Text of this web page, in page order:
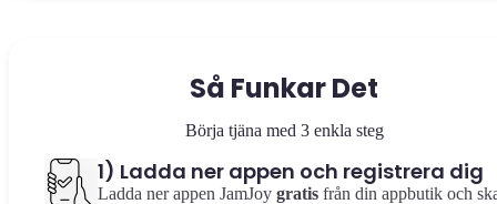
Så Funkar Det
Börja tjäna med 3 enkla steg
1) Ladda ner appen och registrera dig
Ladda ner appen JamJoy gratis från din appbutik och